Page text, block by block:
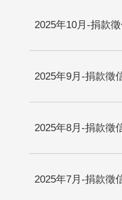
2025年10月-捐款
2025年9月-捐款徵
2025年8月-捐款徵
2025年7月-捐款徵